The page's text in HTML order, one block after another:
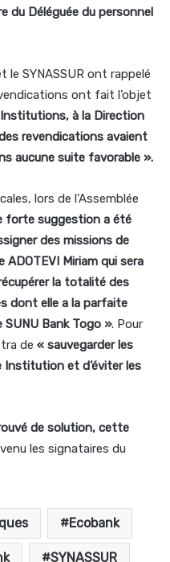
du Déléguée du personnel
le SYNASSUR ont rappelé
ont fait l’objet
à la Direction
revendications avaient
aucune suite favorable ».
lors de l’Assemblée
forte suggestion a été
des missions de
ADOTEVI Miriam qui sera
la totalité des
dont elle a la parfaite
Bank Togo ». Pour
de « sauvegarder les
Institution et d’éviter les
de solution, cette
les signataires du
Ecobank
SYNASSUR